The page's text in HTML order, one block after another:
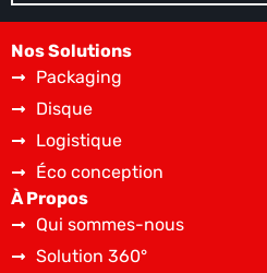
Nos Solutions
Packaging
Disque
Logistique
Éco conception
À Propos
Qui sommes-nous
Solution 360°